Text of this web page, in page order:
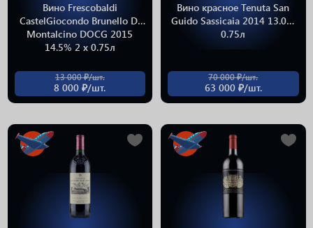
Вино Frescobaldi
CastelGiocondo Brunello Di
Montalcino DOCG 2015
14.5% 2 х 0.75л
13 000 ₽/шт.
8 000 ₽/шт.
Вино красное Tenuta San
Guido Sassicaia 2014 13.0%
0.75л
70 000 ₽/шт.
63 000 ₽/шт.